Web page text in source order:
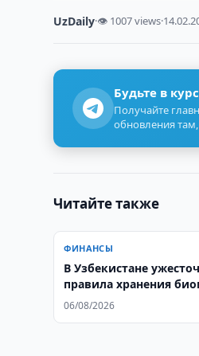
UzDaily·👁 1007 views·
Будьте в
Получайте
обновления
Читайте также
ФИНАНСЫ
В Узбекистане
правила хранения
06/08/2026